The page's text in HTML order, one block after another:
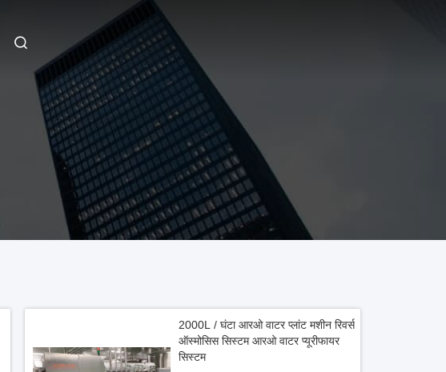
2000L / घंटा आरओ वाटर प्लांट मशीन रिवर्स
ऑस्मोसिस सिस्टम आरओ वाटर प्यूरीफायर
सिस्टम